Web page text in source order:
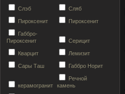
Слэб Сляб
Пироксенит Пироксенит
Габбро-
Пироксенит
Серицит
Кварцит Лемизит
Сары Таш Габбро Норит
керамогранит
Речной
камень